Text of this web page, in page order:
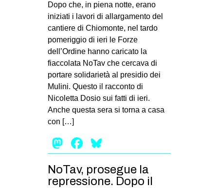
Dopo che, in piena notte, erano
iniziati i lavori di allargamento del
cantiere di Chiomonte, nel tardo
pomeriggio di ieri le Forze
dell’Ordine hanno caricato la
fiaccolata NoTav che cercava di
portare solidarietà al presidio dei
Mulini. Questo il racconto di
Nicoletta Dosio sui fatti di ieri.
Anche questa sera si torna a casa
con […]
Mastodon
Facebook
NoTav, prosegue la
repressione. Dopo il